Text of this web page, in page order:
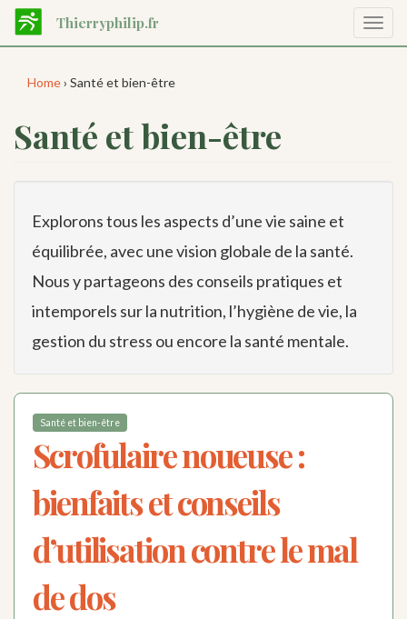
Aller
contenu
Thierryphilip.fr
la
Home› Santé et bien-être
Santé et bien-être
Explorons tous les aspects d’une vie saine et
équilibrée, avec une vision globale de la santé.
Nous y partageons des conseils pratiques et
intemporels sur la nutrition, l’hygiène de vie, la
gestion du stress ou encore la santé mentale.
Santé et bien-être
Scrofulaire noueuse :
bienfaits et conseils
d’utilisation contre le mal
de dos